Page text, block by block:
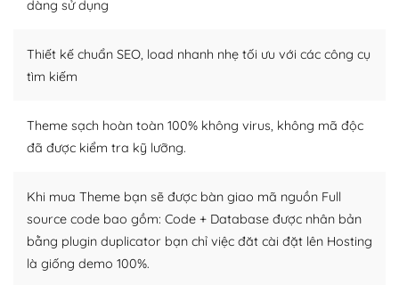
– Sở hữu một cộng đồng lớn, sẵn sàng hỗ trợ
người cuồng tín WordPress.
kiếm những cộng đồng WordPress, họ sẽ giúp bạn trả
lời, giải đáp vấn đề của bạn.
Cộng đồng sử dụng WordPress sẵn sàng hỗ trợ bạn
dàng sử dụng
Thiết kế chuẩn SEO, load nhanh nhẹ tối ưu với các công cụ
tìm kiếm
Theme sạch hoàn toàn 100% không virus, không mã độc
đã được kiểm tra kỹ lưỡng.
Khi mua Theme bạn sẽ được bàn giao mã nguồn Full
source code bao gồm: Code + Database được nhân bản
bằng plugin duplicator bạn chỉ việc đăt cài đặt lên Hosting
là giống demo 100%.